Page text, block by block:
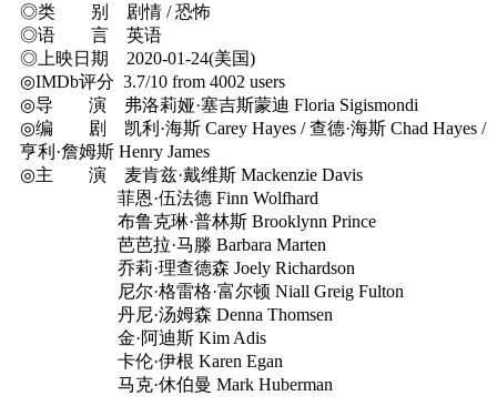
◎类 别 剧情 / 恐怖
◎语 言 英语
◎上映日期 2020-01-24(美国)
◎IMDb评分 3.7/10 from 4002 users
◎导 演 弗洛莉娅·塞吉斯蒙迪 Floria Sigismondi
◎编 剧 凯利·海斯 Carey Hayes / 查德·海斯 Chad Hayes /
亨利·詹姆斯 Henry James
◎主 演 麦肯兹·戴维斯 Mackenzie Davis
菲恩·伍法德 Finn Wolfhard
布鲁克琳·普林斯 Brooklynn Prince
芭芭拉·马滕 Barbara Marten
乔莉·理查德森 Joely Richardson
尼尔·格雷格·富尔顿 Niall Greig Fulton
丹尼·汤姆森 Denna Thomsen
金·阿迪斯 Kim Adis
卡伦·伊根 Karen Egan
马克·休伯曼 Mark Huberman